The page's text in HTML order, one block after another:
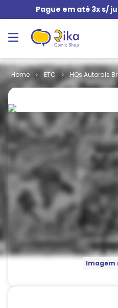
Pague em até 3x s/
ETC HQs Autorais
Imagem